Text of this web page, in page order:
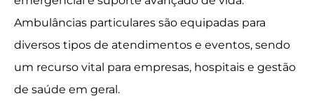
Ambulâncias particulares são equipadas para
diversos tipos de atendimentos e eventos, sendo
um recurso vital para empresas, hospitais e gestão
de saúde em geral.